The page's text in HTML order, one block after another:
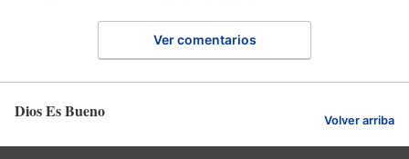
Ver comentarios
Dios Es Bueno Volver arriba